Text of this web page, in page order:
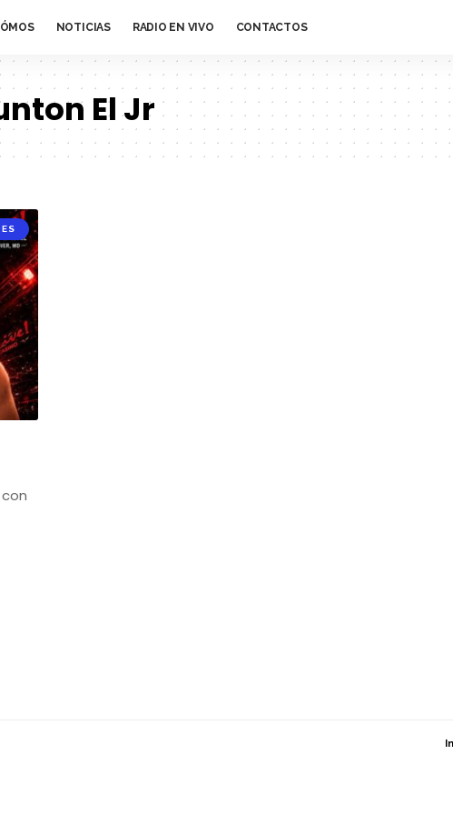
NOTICIAS RADIO EN VIVO CONTACTOS
El Jr